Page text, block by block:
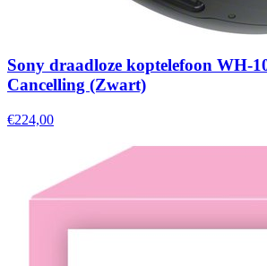
Sony draadloze koptelefoon WH-
Cancelling (Zwart)
€224,00